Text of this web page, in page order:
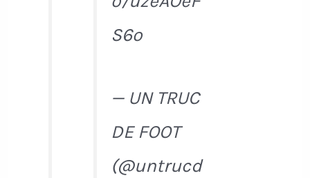
S6o
— UN TRUC
DE FOOT
(@untrucd